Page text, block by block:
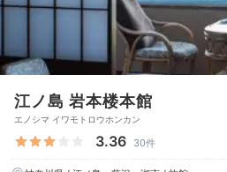
江ノ島 岩本楼本館
エノシマ イワモトロウホンカン
3.36 30件